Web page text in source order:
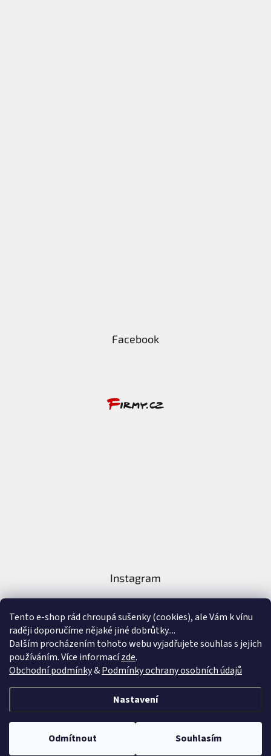
Tento e-shop rád chroupá sušenky (cookies), ale Vám k vínu
raději doporučíme nějaké jiné dobrůtky....
Dalším procházením tohoto webu vyjadřujete souhlas s jejich
používáním. Více informacízde.
Obchodní podmínky&Podmínky ochrany osobních údajů
Nastavení
Odmítnout Souhlasím
Facebook
Instagram
Sledovat na Instagramu
Vytvořil Shoptet &
Nejlepší Vína Online . Všechna práva vyhrazena.